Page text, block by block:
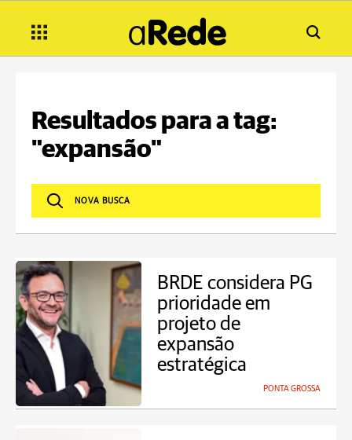
Resultados para a tag:
"expansão"
BRDE considera PG
prioridade em
projeto de
expansão
estratégica
PONTA GROSSA